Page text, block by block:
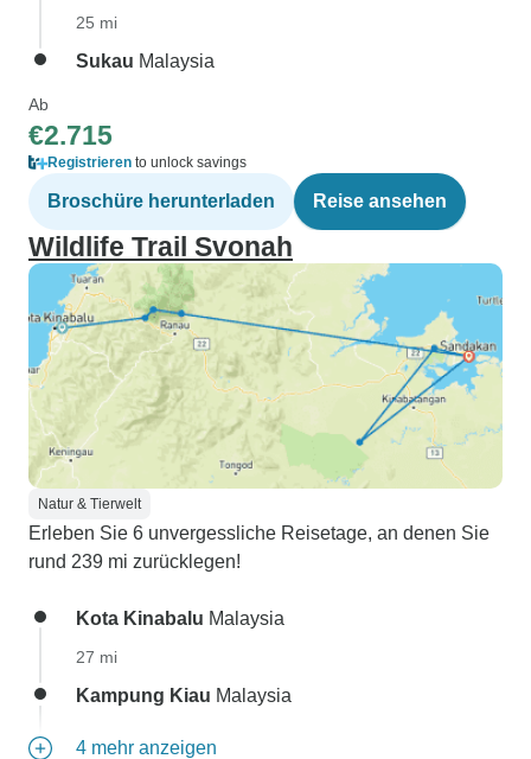
25 mi
Sukau Malaysia
Ab
€2.715
Registrieren to unlock savings
Broschüre herunterladen Reise ansehen
Wildlife Trail Svonah
Natur & Tierwelt
Erleben Sie 6 unvergessliche Reisetage, an denen Sie
rund 239 mi zurücklegen!
Kota Kinabalu Malaysia
27 mi
Kampung Kiau Malaysia
4 mehr anzeigen